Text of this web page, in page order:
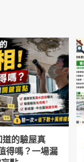
道的驗屋真
得嗎？一場漏